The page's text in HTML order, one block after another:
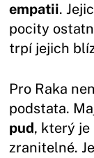
empatii.
pocity
trpí jejich
Pro Raka
podstata.
pud, který je
zranitelné.